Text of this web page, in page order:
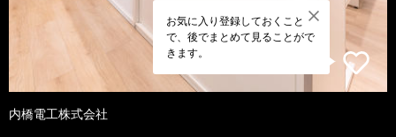
お気に入り登録しておくこと
で、後でまとめて見ることがで
きます。
内橋電工株式会社